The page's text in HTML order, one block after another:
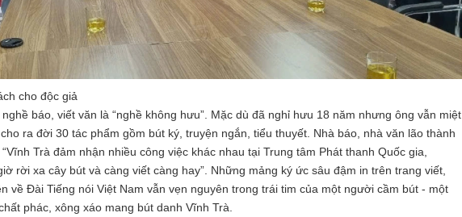
cho độc giả
báo, viết văn là “nghề không hưu”. Mặc dù đã nghỉ hưu 18 năm nhưng ông vẫn miệt
ra đời 30 tác phẩm gồm bút ký, truyện ngắn, tiểu thuyết. Nhà báo, nhà văn lão thành
Trà đảm nhận nhiều công việc khác nhau tại Trung tâm Phát thanh Quốc gia,
rời xa cây bút và càng viết càng hay”. Những mảng ký ức sâu đậm in trên trang viết,
về Đài Tiếng nói Việt Nam vẫn vẹn nguyên trong trái tim của một người cầm bút - một
phác, xông xáo mang bút danh Vĩnh Trà.